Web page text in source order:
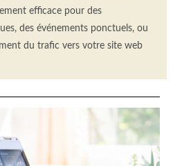
efficace pour des
des événements ponctuels, ou
du trafic vers votre site web